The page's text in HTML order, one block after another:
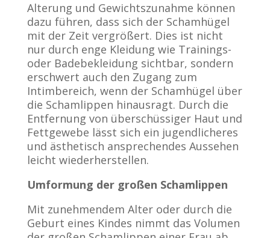
Alterung und Gewichtszunahme können
dazu führen, dass sich der Schamhügel
mit der Zeit vergrößert. Dies ist nicht
nur durch enge Kleidung wie Trainings-
oder Badebekleidung sichtbar, sondern
erschwert auch den Zugang zum
Intimbereich, wenn der Schamhügel über
die Schamlippen hinausragt. Durch die
Entfernung von überschüssiger Haut und
Fettgewebe lässt sich ein jugendlicheres
und ästhetisch ansprechendes Aussehen
leicht wiederherstellen.
Umformung der großen Schamlippen
Mit zunehmendem Alter oder durch die
Geburt eines Kindes nimmt das Volumen